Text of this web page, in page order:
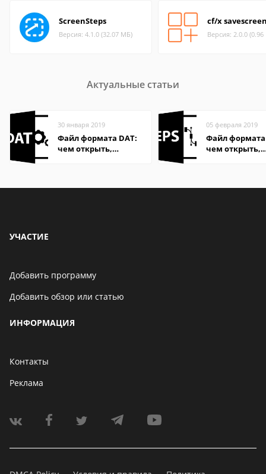
ScreenSteps
Версия: 4.1.0 (32.07 МБ)
cf/x
Версия: 2.0.0
Актуальные статьи
30 января 2019
Файл формата DAT:
чем открыть,
05 февраля 2019
Файл формата
чем открыть,
УЧАСТИЕ
Добавить программу
Добавить обзор или статью
ИНФОРМАЦИЯ
Контакты
Реклама